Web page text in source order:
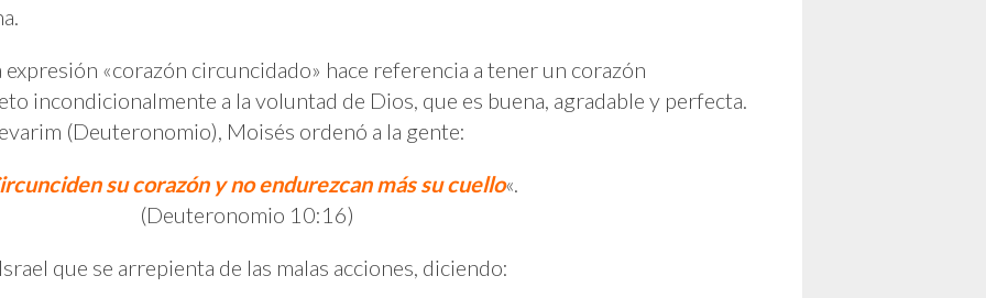
expresión «corazón circuncidado» hace referencia a tener un corazón
incondicionalmente a la voluntad de Dios, que es buena, agradable y perfecta.
(Deuteronomio), Moisés ordenó a la gente:
su corazón y no endurezcan más su cuello«.
(Deuteronomio 10:16)
que se arrepienta de las malas acciones, diciendo: